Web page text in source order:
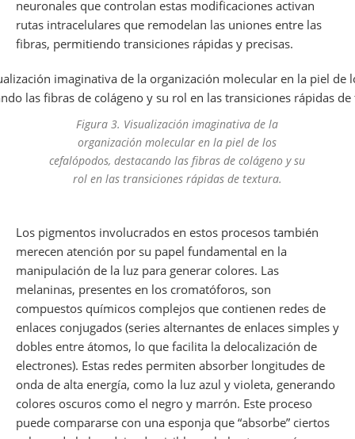
neuronales que controlan estas modificaciones activan
rutas intracelulares que remodelan las uniones entre las
fibras, permitiendo transiciones rápidas y precisas.
Figura 3. Visualización imaginativa de la
organización molecular en la piel de los
cefalópodos, destacando las fibras de colágeno y su
rol en las transiciones rápidas de textura.
Los pigmentos involucrados en estos procesos también
merecen atención por su papel fundamental en la
manipulación de la luz para generar colores. Las
melaninas, presentes en los cromatóforos, son
compuestos químicos complejos que contienen redes de
enlaces conjugados (series alternantes de enlaces simples y
dobles entre átomos, lo que facilita la delocalización de
electrones). Estas redes permiten absorber longitudes de
onda de alta energía, como la luz azul y violeta, generando
colores oscuros como el negro y marrón. Este proceso
puede compararse con una esponja que “absorbe” ciertos